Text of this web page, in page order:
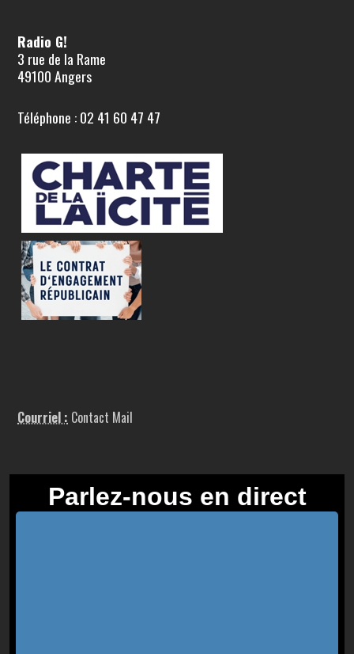
Radio G!
3 rue de la Rame
49100 Angers
Téléphone : 02 41 60 47 47
Courriel : Contact Mail